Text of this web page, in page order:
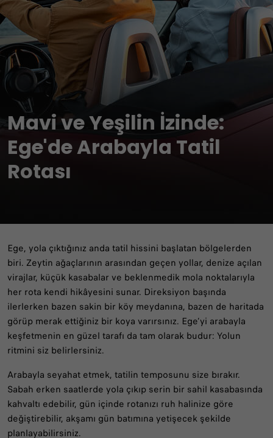
Mavi ve Yeşilin İzinde:
Ege'de Arabayla Tatil
Rotası
Ege, yola çıktığınız anda tatil hissini başlatan bölgelerden
biri. Zeytin ağaçlarının arasından geçen yollar, denize açılan
virajlar, küçük kasabalar ve beklenmedik mola noktalarıyla
her rota kendi hikâyesini sunar. Direksiyon başında
ilerlerken bazen sakin bir köy meydanına, bazen de haritada
görüp merak ettiğiniz bir koya varırsınız. Ege’yi arabayla
keşfetmenin en güzel tarafı da tam olarak budur: Yolun
ritmini siz belirlersiniz.
Arabayla seyahat etmek, tatilin temposunu size bırakır.
Sabah erken saatlerde yola çıkıp serin bir sahil kasabasında
kahvaltı edebilir, gün içinde rotanızı ruh halinize göre
değiştirebilir, akşamı gün batımına yetişecek şekilde
planlayabilirsiniz.